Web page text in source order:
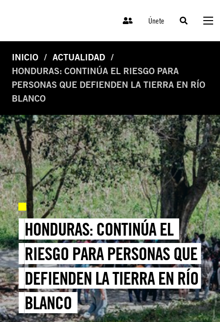
Únete
INICIO
ACTUALIDAD
HONDURAS: CONTINÚA EL RIESGO PARA
PERSONAS QUE DEFIENDEN LA TIERRA EN RÍO
BLANCO
HONDURAS: CONTINÚA EL
RIESGO PARA PERSONAS QUE
DEFIENDEN LA TIERRA EN RÍO
BLANCO